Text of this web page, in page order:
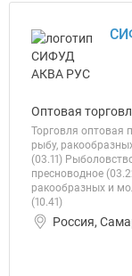
Оптовая
Торговля
рыбу,
(03.11)
пресноводное
ракообразных и
(10.41)
Россия,